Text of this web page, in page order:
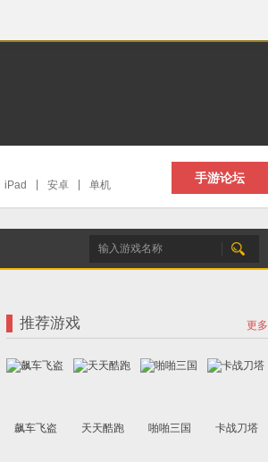
iPad 安卓 单机 手游论坛
更多
推荐游戏
飙车飞盗 天天酷跑 啪啪三国 卡战刀塔